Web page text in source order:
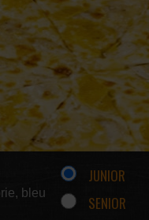
bleu
JUNIOR
SENIOR